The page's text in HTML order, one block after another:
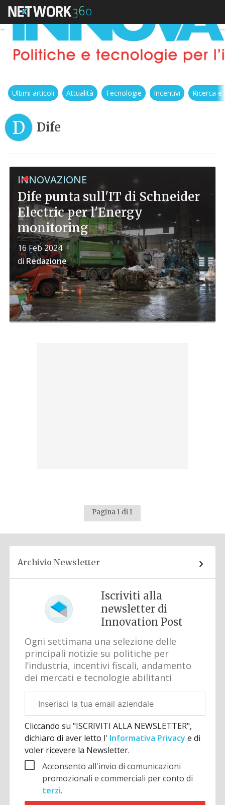
Ultimi articoli Attualità Tecnologie Incentivi Ricerca
D Dife
INNOVAZIONE
Dife punta sull'IT di Schneider
Electric per l'Energy
monitoring
16 Feb 2024
diRedazione
Pagina 1 di 1
Archivio Newsletter
Iscriviti alla
newsletter di
Innovation Post
Ogni settimana una selezione delle
principali notizie su politiche per
l’industria, incentivi fiscali, andamento
dei mercati e tecnologie abilitanti
aziendale
Cliccando su "ISCRIVITI ALLA NEWSLETTER",
dichiaro di aver letto l' Informativa Privacye di
voler ricevere la Newsletter.
Acconsento all'invio di comunicazioni
promozionali e commerciali per conto di
terzi.